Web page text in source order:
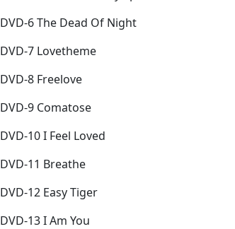
DVD-6 The Dead Of Night
DVD-7 Lovetheme
DVD-8 Freelove
DVD-9 Comatose
DVD-10 I Feel Loved
DVD-11 Breathe
DVD-12 Easy Tiger
DVD-13 I Am You